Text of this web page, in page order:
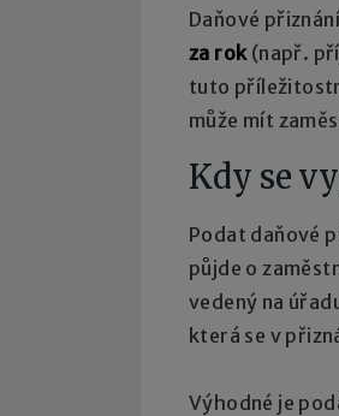
Daňové přiznání
za rok(např.
tuto
může mít
Kdy se
Podat daňové
půjde o
vedený na
která se v
Výhodné je